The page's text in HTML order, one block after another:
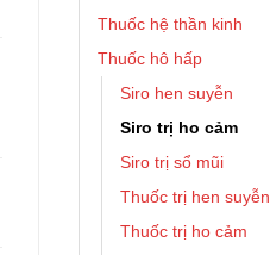
Thuốc hệ thần kinh
Thuốc hô hấp
Siro hen suyễn
Siro trị ho cảm
Siro trị sổ mũi
Thuốc trị hen suyễn
Thuốc trị ho cảm